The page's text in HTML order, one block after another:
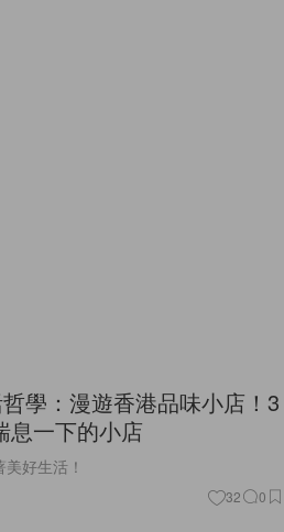
學：漫遊香港品味小店！3
息一下的小店
好生活！
32 0